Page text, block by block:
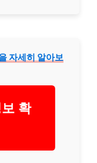
자세히 알아보
확